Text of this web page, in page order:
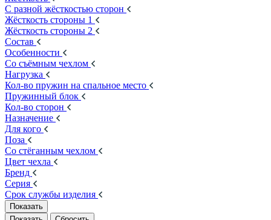
С разной жёсткостью сторон
Жёсткость стороны 1
Жёсткость стороны 2
Состав
Особенности
Со съёмным чехлом
Нагрузка
Кол-во пружин на спальное место
Пружинный блок
Кол-во сторон
Назначение
Для кого
Поза
Со стёганным чехлом
Цвет чехла
Бренд
Серия
Срок службы изделия